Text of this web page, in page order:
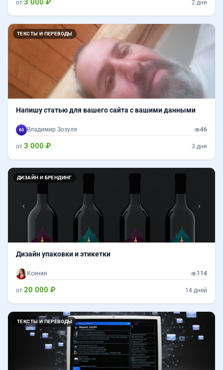
от 3 000 ₽ 2 дня
ТЕКСТЫ И ПЕРЕВОДЫ
Напишу статью для вашего сайта с вашими данными
Владимир Зозуля 46
от 3 000 ₽ 3 дня
ДИЗАЙН И БРЕНДИНГ
Назад
Дизайн упаковки и этикетки
Ксения 114
от 20 000 ₽ 14 дней
ТЕКСТЫ И ПЕРЕВОДЫ